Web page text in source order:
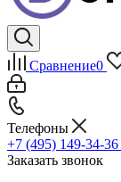
Сравнение0
Телефоны
+7 (495) 149-34-36
Заказать звонок